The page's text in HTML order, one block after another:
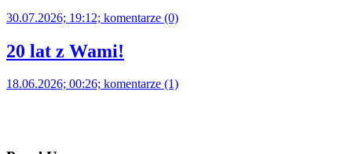
30.07.2026; 19:12; komentarze (0)
20 lat z Wami!
18.06.2026; 00:26; komentarze (1)